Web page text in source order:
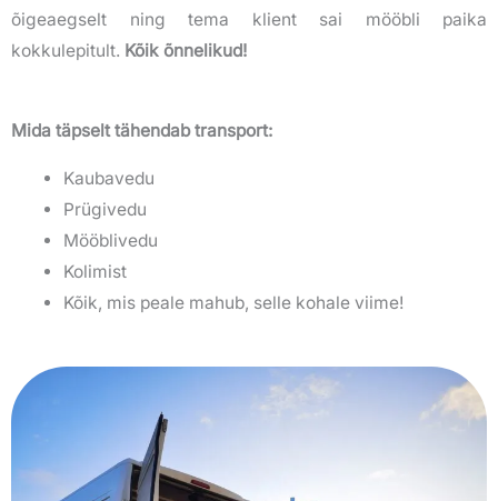
õigeaegselt ning tema klient sai mööbli paika
kokkulepitult. Kõik õnnelikud!
Mida täpselt tähendab transport:
Kaubavedu
Prügivedu
Mööblivedu
Kolimist
Kõik, mis peale mahub, selle kohale viime!